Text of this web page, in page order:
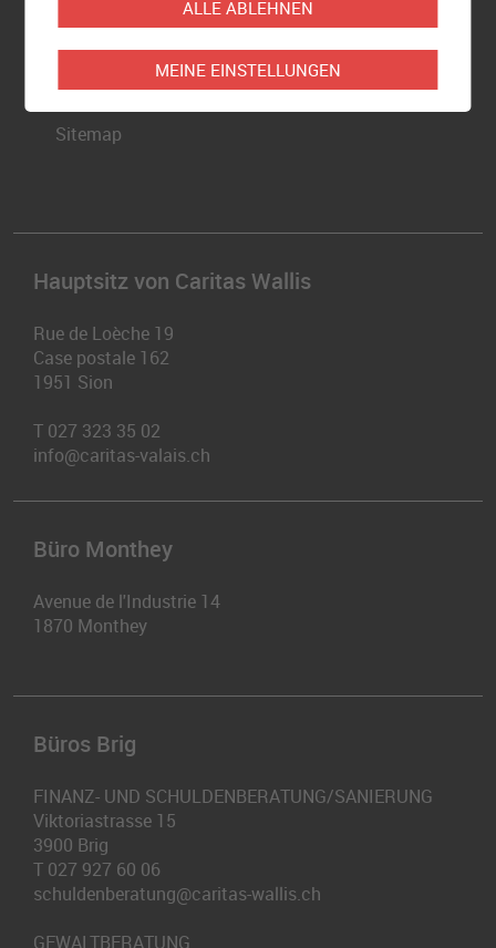
Partner
Rechtliche Hinweise
Sitemap
Hauptsitz von Caritas Wallis
Rue de Loèche 19
Case postale 162
1951 Sion
T 027 323 35 02
info@caritas-valais.ch
Büro Monthey
Avenue de l'Industrie 14
1870 Monthey
Büros Brig
FINANZ- UND SCHULDENBERATUNG/SANIERUNG
Viktoriastrasse 15
3900 Brig
T 027 927 60 06
schuldenberatung@caritas-wallis.ch
GEWALTBERATUNG
ALLE ABLEHNEN
MEINE EINSTELLUNGEN